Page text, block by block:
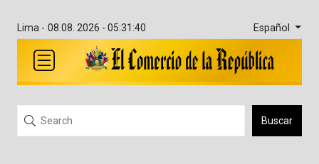
Lima - 08.08. 2026 - 05:31:40 Español
Buscar